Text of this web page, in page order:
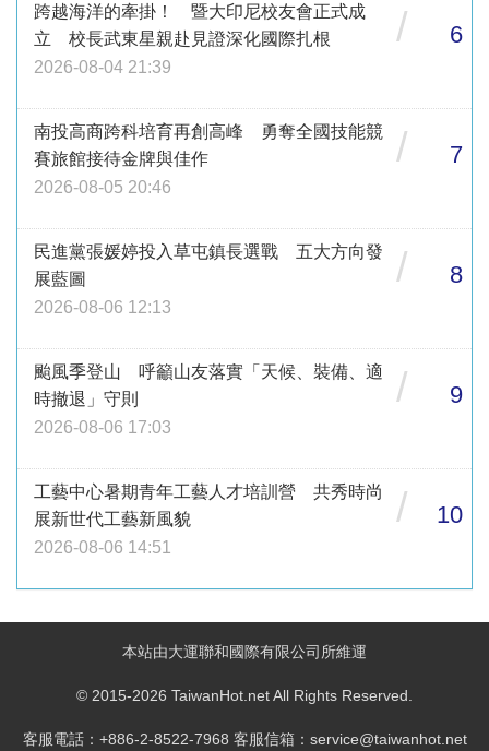
跨越海洋的牽掛！ 暨大印尼校友會正式成
立 校長武東星親赴見證深化國際扎根
2026-08-04 21:39
/ 6
南投高商跨科培育再創高峰 勇奪全國技能競
賽旅館接待金牌與佳作
2026-08-05 20:46
/ 7
民進黨張媛婷投入草屯鎮長選戰 五大方向發
展藍圖
2026-08-06 12:13
/ 8
颱風季登山 呼籲山友落實「天候、裝備、適
時撤退」守則
2026-08-06 17:03
/ 9
工藝中心暑期青年工藝人才培訓營 共秀時尚
展新世代工藝新風貌
2026-08-06 14:51
/ 10
本站由大運聯和國際有限公司所維運
© 2015-2026 TaiwanHot.net All Rights Reserved.
客服電話：+886-2-8522-7968 客服信箱：service@taiwanhot.net